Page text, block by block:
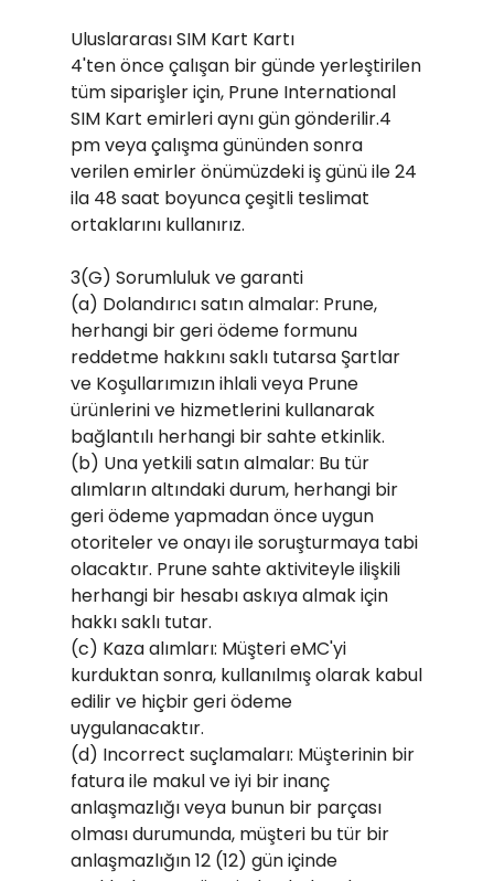
Uluslararası SIM Kart Kartı
4'ten önce çalışan bir günde yerleştirilen
tüm siparişler için, Prune International
SIM Kart emirleri aynı gün gönderilir.4
pm veya çalışma gününden sonra
verilen emirler önümüzdeki iş günü ile 24
ila 48 saat boyunca çeşitli teslimat
ortaklarını kullanırız.
3(G) Sorumluluk ve garanti
(a) Dolandırıcı satın almalar: Prune,
herhangi bir geri ödeme formunu
reddetme hakkını saklı tutarsa Şartlar
ve Koşullarımızın ihlali veya Prune
ürünlerini ve hizmetlerini kullanarak
bağlantılı herhangi bir sahte etkinlik.
(b) Una yetkili satın almalar: Bu tür
alımların altındaki durum, herhangi bir
geri ödeme yapmadan önce uygun
otoriteler ve onayı ile soruşturmaya tabi
olacaktır. Prune sahte aktiviteyle ilişkili
herhangi bir hesabı askıya almak için
hakkı saklı tutar.
(c) Kaza alımları: Müşteri eMC'yi
kurduktan sonra, kullanılmış olarak kabul
edilir ve hiçbir geri ödeme
uygulanacaktır.
(d) Incorrect suçlamaları: Müşterinin bir
fatura ile makul ve iyi bir inanç
anlaşmazlığı veya bunun bir parçası
olması durumunda, müşteri bu tür bir
anlaşmazlığın 12 (12) gün içinde